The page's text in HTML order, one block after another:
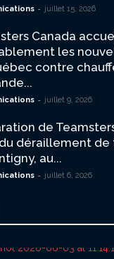
- juillet 15, 2026
Canada
les
contre
- juillet 9, 2026
de
déraillement de
au...
- juillet 6, 2026